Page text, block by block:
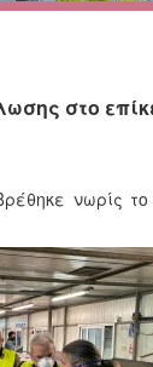
στο
νωρίς